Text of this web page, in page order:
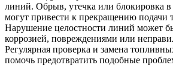
линий. Обрыв, утечка или блокировка
могут привести к прекращению подачи
Нарушение целостности линий может
коррозией, повреждениями или
Регулярная проверка и замена
помочь предотвратить подобные